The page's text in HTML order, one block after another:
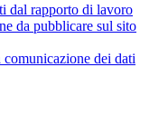
dal rapporto di lavoro
da pubblicare sul sito
comunicazione dei dati